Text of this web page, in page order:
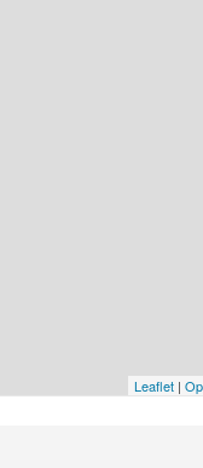
Leaflet |